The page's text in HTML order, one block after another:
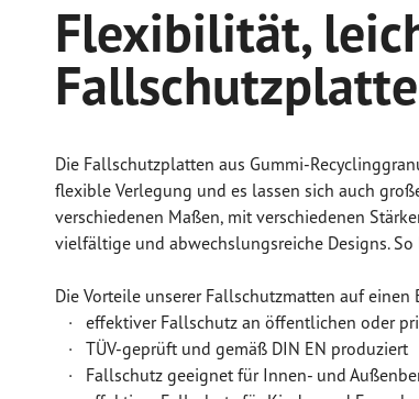
Flexibilität,
Die Fallschutzplatten aus Gummi-
flexible Verlegung und es lassen sich auch
verschiedenen Maßen, mit verschiedenen
vielfältige und abwechslungsreiche Designs.
Die Vorteile unserer Fallschutzmatten auf einen
· effektiver Fallschutz an öffentlichen oder
· TÜV-geprüft und gemäß DIN EN produziert
· Fallschutz geeignet für Innen- und